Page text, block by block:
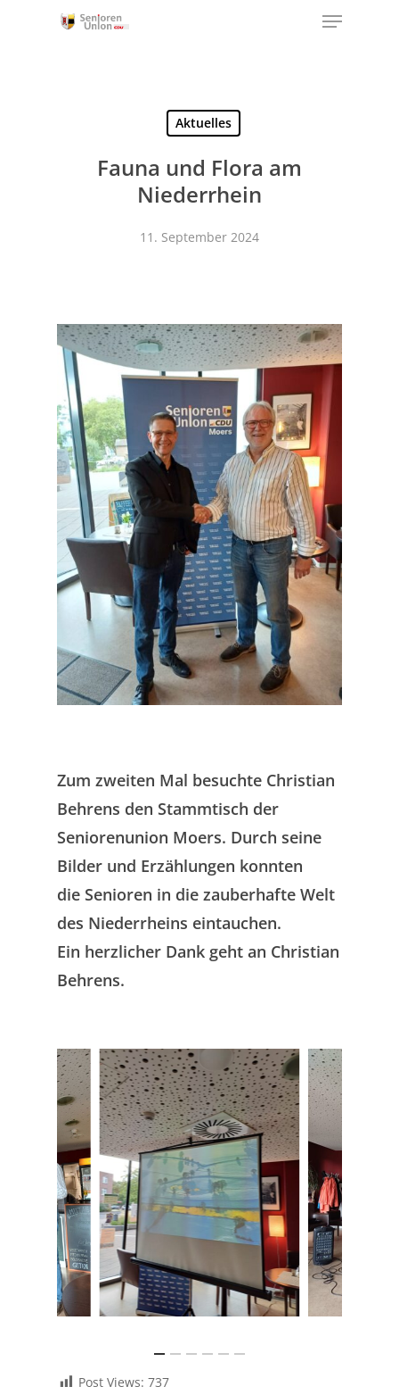
Menu
Aktuelles
Fauna und Flora am
Niederrhein
11. September 2024
Zum zweiten Mal besuchte Christian
Behrens den Stammtisch der
Seniorenunion Moers. Durch seine
Bilder und Erzählungen konnten
die Senioren in die zauberhafte Welt
des Niederrheins eintauchen.
Ein herzlicher Dank geht an Christian
Behrens.
Post Views: 737